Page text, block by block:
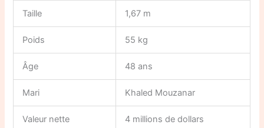
Taille 1,67 m
Poids 55 kg
Âge 48 ans
Mari Khaled Mouzanar
Valeur nette 4 millions de dollars